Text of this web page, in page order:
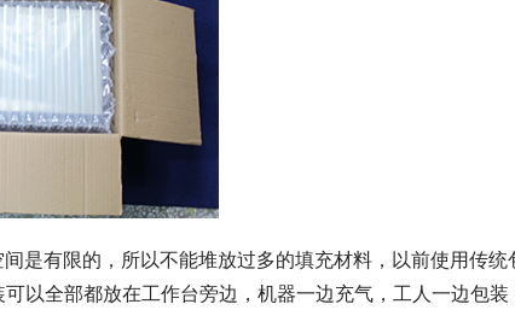
间是有限的，所以不能堆放过多的填充材料，以前使用传
以全部都放在工作台旁边，机器一边充气，工人一边包装